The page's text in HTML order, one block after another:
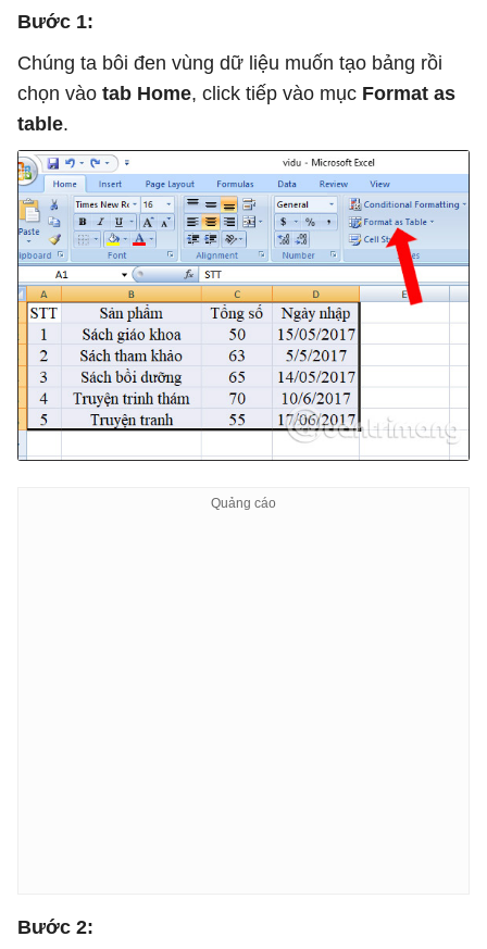
Bước 1:
Chúng ta bôi đen vùng dữ liệu muốn tạo bảng rồi
chọn vào tab Home, click tiếp vào mục Format as
table.
Bước 2: